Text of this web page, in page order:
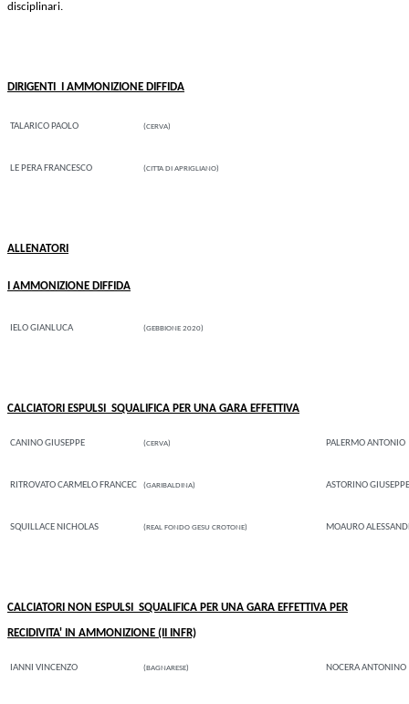
disciplinari.
DIRIGENTI I AMMONIZIONE DIFFIDA
TALARICO PAOLO (CERVA)
LE PERA FRANCESCO (CITTA DI APRIGLIANO)
ALLENATORI
I AMMONIZIONE DIFFIDA
IELO GIANLUCA (GEBBIONE 2020)
CALCIATORI ESPULSI SQUALIFICA PER UNA GARA EFFETTIVA
CANINO GIUSEPPE (CERVA) PALERMO ANTONIO
RITROVATO CARMELO FRANCEC (GARIBALDINA) ASTORINO GIUSEPPE
SQUILLACE NICHOLAS (REAL FONDO GESU CROTONE) MOAURO
CALCIATORI NON ESPULSI SQUALIFICA PER UNA GARA EFFETTIVA PER
RECIDIVITA' IN AMMONIZIONE (II INFR)
IANNI VINCENZO (BAGNARESE) NOCERA ANTONINO